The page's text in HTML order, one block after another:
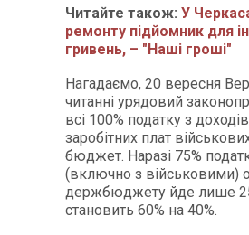
Читайте також: У
ремонту підйомник для
гривень, – "Наші гроші"
Нагадаємо, 20 вересня
читанні урядовий
всі 100% податку з
заробітних плат
бюджет. Наразі 75%
(включно з військовими)
держбюджету йде лише
становить 60% на 40%.